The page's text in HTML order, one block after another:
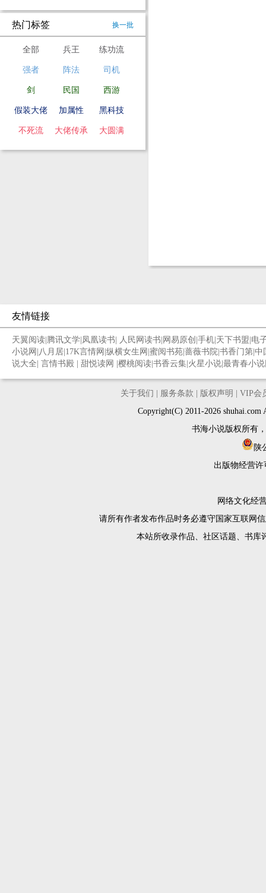
热门标签 换一批
全部 兵王 练功流
强者 阵法 司机
剑 民国 西游
假装大佬 加属性 黑科技
不死流 大佬传承 大圆满
友情链接
天翼阅读 腾讯文学 凤凰读书 人民网读书 网易原创 手机 天下书盟 电
小说网 八月居 17K言情网 纵横女生网 蜜阅书苑 蔷薇书院 书香门第 中
说大全 言情书殿 甜悦读网 樱桃阅读 书香云集 火星小说 最青春小
关于我们 服务条款 版权声明
VIP会
Copyright(C) 2011-2026
书海小说版权所有
陕
出版物经营许
网络文化经
请所有作者发布作品时务必遵守国家互联网
本站所收录作品、社区话题、书库